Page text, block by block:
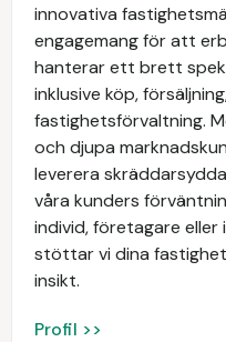
innovativa
engagemang för att
hanterar ett brett
inklusive köp,
fastighetsförvaltning.
och djupa
leverera
våra kunders
individ, företagare
stöttar vi dina
insikt.
Profil >>